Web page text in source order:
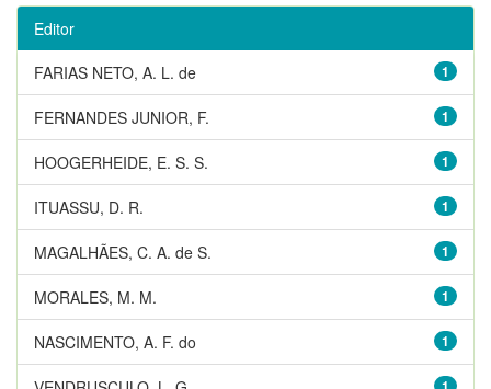
Editor
1
FARIAS NETO, A. L. de
1
FERNANDES JUNIOR, F.
1
HOOGERHEIDE, E. S. S.
1
ITUASSU, D. R.
1
MAGALHÃES, C. A. de S.
1
MORALES, M. M.
1
NASCIMENTO, A. F. do